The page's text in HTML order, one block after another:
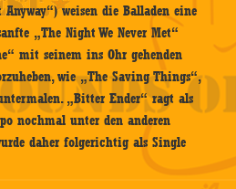
weisen die Balladen eine
„The Night We Never Met“
mit seinem ins Ohr gehenden
wie „The Saving Things“,
„Bitter Ender“ ragt als
nochmal unter den anderen
daher folgerichtig als Single